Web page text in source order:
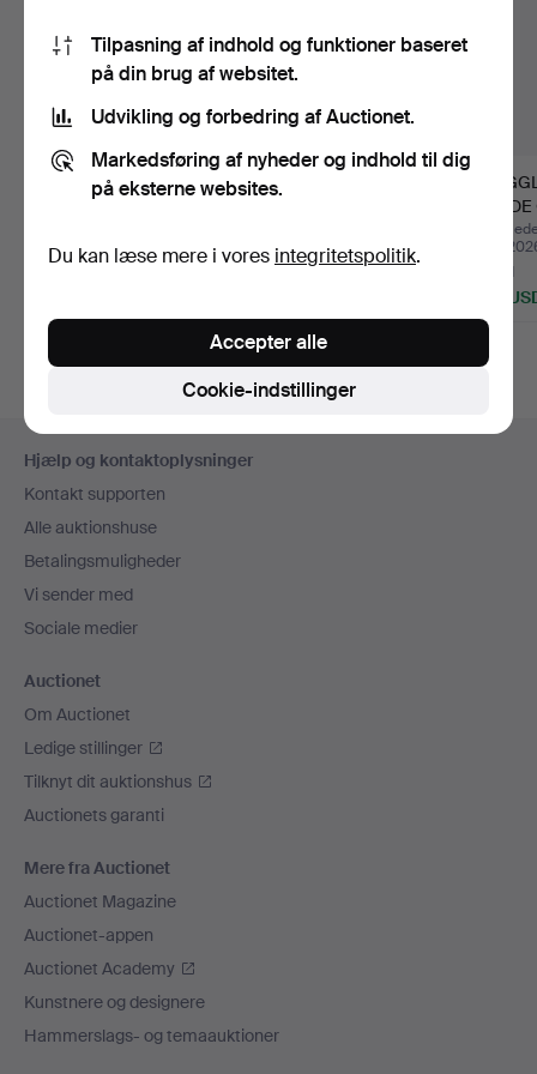
VÆGLAMPER, ET PAR,
TERZANI.
jul 2026
VÆGBELYSNING,
jul 2026
maj
7 bud
132
Sidefodsnavigation
Hjælp og kontaktoplysninger
Kontakt supporten
Alle auktionshuse
Betalingsmuligheder
Vi sender med
Sociale medier
Auctionet
Om Auctionet
Ledige stillinger
Tilknyt dit auktionshus
Auctionets garanti
Mere fra Auctionet
Auctionet Magazine
Auctionet-appen
Auctionet Academy
Kunstnere og designere
Hammerslags- og temaauktioner
Tilpasning af indhold og funktioner baseret
på din brug af websitet.
Udvikling og forbedring af Auctionet.
Markedsføring af nyheder og indhold til dig
på eksterne websites.
Du kan læse mere i vores integritetspolitik.
Cookie-indstillinger
Accepter alle